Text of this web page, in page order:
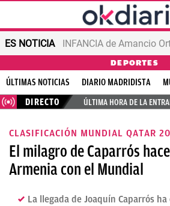
ES NOTICIA INFANCIA de Amancio
DEPORTES
ÚLTIMAS NOTICIAS DIARIO MADRIDISTA
DIRECTO
ÚLTIMA HORA DE LA
CLASIFICACIÓN MUNDIAL QATAR
El milagro de Caparrós
Armenia con el Mundial
La llegada de Joaquín Caparrós